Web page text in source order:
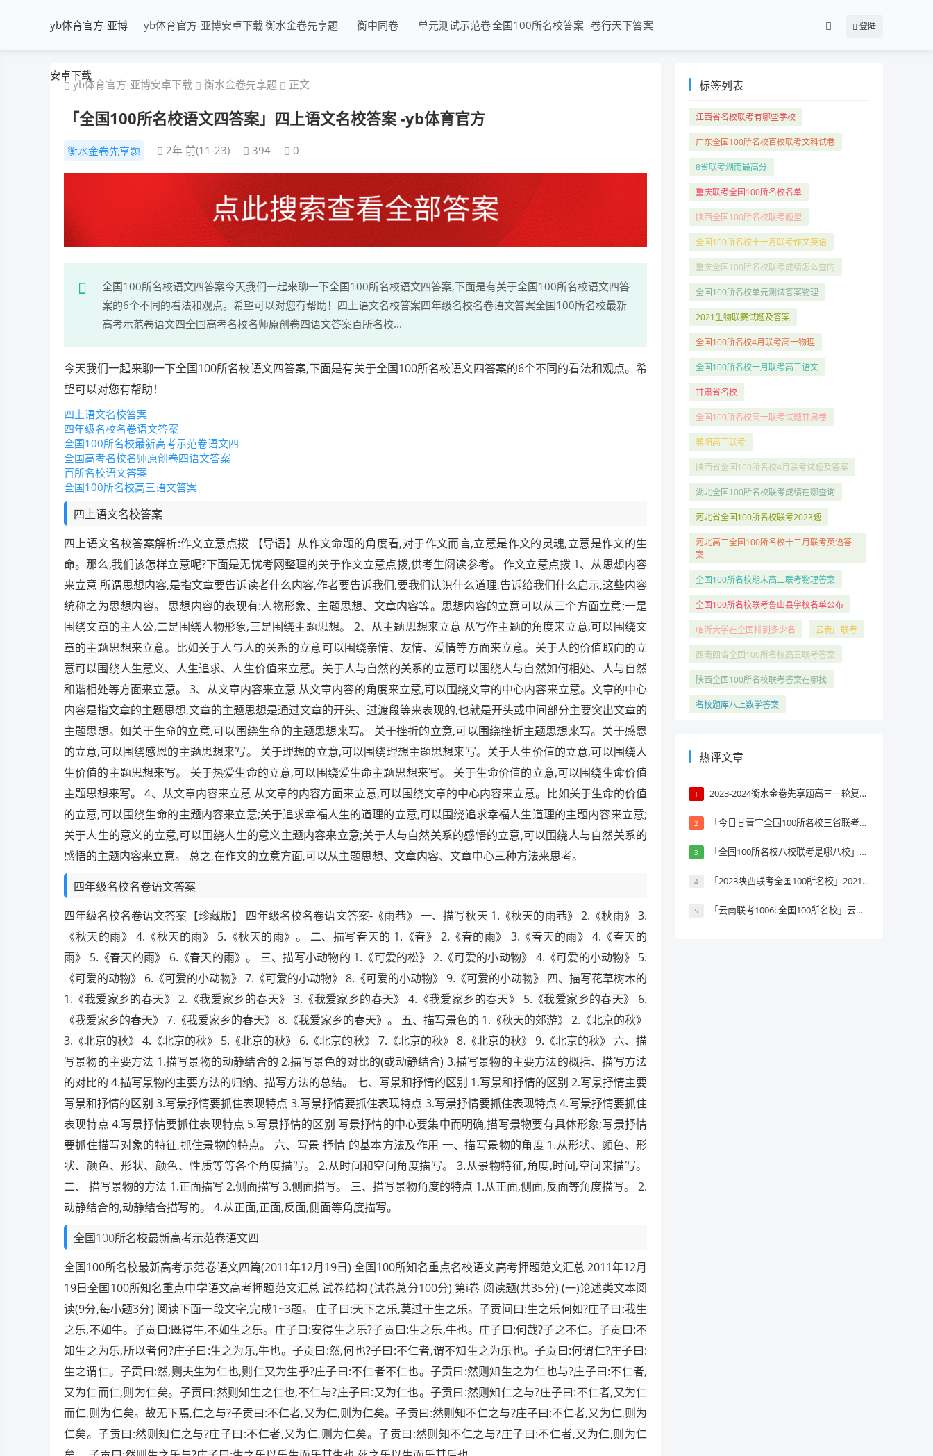
yb体育官方-亚博
安卓下载
yb体育官方-亚博安卓下载衡水金卷先享题 衡中同卷 单元测试示范卷全国100所名校答案 卷行天下答案 登陆
yb体育官方-亚博安卓下载 衡水金卷先享题 正文
「全国100所名校语文四答案」四上语文名校答案 -yb体育官方
衡水金卷先享题 2年 前(11-23) 394 0
全国100所名校语文四答案今天我们一起来聊一下全国100所名校语文四答案,下面是有关于全国100所名校语文四答
案的6个不同的看法和观点。希望可以对您有帮助！四上语文名校答案四年级名校名卷语文答案全国100所名校最新
高考示范卷语文四全国高考名校名师原创卷四语文答案百所名校...
今天我们一起来聊一下全国100所名校语文四答案,下面是有关于全国100所名校语文四答案的6个不同的看法和观点。希
望可以对您有帮助！
四上语文名校答案
四年级名校名卷语文答案
全国100所名校最新高考示范卷语文四
全国高考名校名师原创卷四语文答案
百所名校语文答案
全国100所名校高三语文答案
四上语文名校答案
四上语文名校答案解析:作文立意点拨 【导语】从作文命题的角度看,对于作文而言,立意是作文的灵魂,立意是作文的生
命。那么,我们该怎样立意呢?下面是无忧考网整理的关于作文立意点拨,供考生阅读参考。 作文立意点拨 1、从思想内容
来立意 所谓思想内容,是指文章要告诉读者什么内容,作者要告诉我们,要我们认识什么道理,告诉给我们什么启示,这些内容
统称之为思想内容。 思想内容的表现有:人物形象、主题思想、文章内容等。思想内容的立意可以从三个方面立意:一是
围绕文章的主人公,二是围绕人物形象,三是围绕主题思想。 2、从主题思想来立意 从写作主题的角度来立意,可以围绕文
章的主题思想来立意。比如关于人与人的关系的立意可以围绕亲情、友情、爱情等方面来立意。关于人的价值取向的立
意可以围绕人生意义、人生追求、人生价值来立意。关于人与自然的关系的立意可以围绕人与自然如何相处、人与自然
和谐相处等方面来立意。 3、从文章内容来立意 从文章内容的角度来立意,可以围绕文章的中心内容来立意。文章的中心
内容是指文章的主题思想,文章的主题思想是通过文章的开头、过渡段等来表现的,也就是开头或中间部分主要突出文章的
主题思想。如关于生命的立意,可以围绕生命的主题思想来写。 关于挫折的立意,可以围绕挫折主题思想来写。关于感恩
的立意,可以围绕感恩的主题思想来写。 关于理想的立意,可以围绕理想主题思想来写。关于人生价值的立意,可以围绕人
生价值的主题思想来写。 关于热爱生命的立意,可以围绕爱生命主题思想来写。 关于生命价值的立意,可以围绕生命价值
主题思想来写。 4、从文章内容来立意 从文章的内容方面来立意,可以围绕文章的中心内容来立意。比如关于生命的价值
的立意,可以围绕生命的主题内容来立意;关于追求幸福人生的道理的立意,可以围绕追求幸福人生道理的主题内容来立意;
关于人生的意义的立意,可以围绕人生的意义主题内容来立意;关于人与自然关系的感悟的立意,可以围绕人与自然关系的
感悟的主题内容来立意。 总之,在作文的立意方面,可以从主题思想、文章内容、文章中心三种方法来思考。
四年级名校名卷语文答案
四年级名校名卷语文答案【珍藏版】 四年级名校名卷语文答案-《雨巷》 一、描写秋天 1.《秋天的雨巷》 2.《秋雨》 3.
《秋天的雨》 4.《秋天的雨》 5.《秋天的雨》。 二、描写春天的 1.《春》 2.《春的雨》 3.《春天的雨》 4.《春天的
雨》 5.《春天的雨》 6.《春天的雨》。 三、描写小动物的 1.《可爱的松》 2.《可爱的小动物》 4.《可爱的小动物》 5.
《可爱的动物》 6.《可爱的小动物》 7.《可爱的小动物》 8.《可爱的小动物》 9.《可爱的小动物》 四、描写花草树木的
1.《我爱家乡的春天》 2.《我爱家乡的春天》 3.《我爱家乡的春天》 4.《我爱家乡的春天》 5.《我爱家乡的春天》 6.
《我爱家乡的春天》 7.《我爱家乡的春天》 8.《我爱家乡的春天》。 五、描写景色的 1.《秋天的郊游》 2.《北京的秋》
3.《北京的秋》 4.《北京的秋》 5.《北京的秋》 6.《北京的秋》 7.《北京的秋》 8.《北京的秋》 9.《北京的秋》 六、描
写景物的主要方法 1.描写景物的动静结合的 2.描写景色的对比的(或动静结合) 3.描写景物的主要方法的概括、描写方法
的对比的 4.描写景物的主要方法的归纳、描写方法的总结。 七、写景和抒情的区别 1.写景和抒情的区别 2.写景抒情主要
写景和抒情的区别 3.写景抒情要抓住表现特点 3.写景抒情要抓住表现特点 3.写景抒情要抓住表现特点 4.写景抒情要抓住
表现特点 4.写景抒情要抓住表现特点 5.写景抒情的区别 写景抒情的中心要集中而明确,描写景物要有具体形象;写景抒情
要抓住描写对象的特征,抓住景物的特点。 六、写景 抒情 的基本方法及作用 一、描写景物的角度 1.从形状、颜色、形
状、颜色、形状、颜色、性质等等各个角度描写。 2.从时间和空间角度描写。 3.从景物特征,角度,时间,空间来描写。
二、 描写景物的方法 1.正面描写 2.侧面描写 3.侧面描写。 三、描写景物角度的特点 1.从正面,侧面,反面等角度描写。 2.
动静结合的,动静结合描写的。 4.从正面,正面,反面,侧面等角度描写。
全国100所名校最新高考示范卷语文四
全国100所名校最新高考示范卷语文四篇(2011年12月19日) 全国100所知名重点名校语文高考押题范文汇总 2011年12月
19日全国100所知名重点中学语文高考押题范文汇总 试卷结构 (试卷总分100分) 第i卷 阅读题(共35分) (一)论述类文本阅
读(9分,每小题3分) 阅读下面一段文字,完成1~3题。 庄子曰:天下之乐,莫过于生之乐。子贡问曰:生之乐何如?庄子曰:我生
之乐,不如牛。子贡曰:既得牛,不如生之乐。庄子曰:安得生之乐?子贡曰:生之乐,牛也。庄子曰:何哉?子之不仁。子贡曰:不
知生之为乐,所以者何?庄子曰:生之为乐,牛也。子贡曰:然,何也?子曰:不仁者,谓不知生之为乐也。子贡曰:何谓仁?庄子曰:
生之谓仁。子贡曰:然,则夫生为仁也,则仁又为生乎?庄子曰:不仁者不仁也。子贡曰:然则知生之为仁也与?庄子曰:不仁者,
又为仁而仁,则为仁矣。子贡曰:然则知生之仁也,不仁与?庄子曰:又为仁也。子贡曰:然则知仁之与?庄子曰:不仁者,又为仁
而仁,则为仁矣。故无下焉,仁之与?子贡曰:不仁者,又为仁,则为仁矣。子贡曰:然则知不仁之与?庄子曰:不仁者,又为仁,则为
仁矣。子贡曰:然则知仁之与?庄子曰:不仁者,又为仁,则为仁矣。子贡曰:然则知不仁之与?庄子曰:不仁者,又为仁,则为仁
标签列表
江西省名校联考有哪些学校
广东全国100所名校百校联考文科试卷
8省联考湖南最高分
重庆联考全国100所名校名单
陕西全国100所名校联考题型
全国100所名校十一月联考作文英语
重庆全国100所名校联考成绩怎么查的
全国100所名校单元测试答案物理
2021生物联赛试题及答案
全国100所名校4月联考高一物理
全国100所名校一月联考高三语文
甘肃省名校
全国100所名校高一联考试题甘肃卷
襄阳高三联考
陕西省全国100所名校4月联考试题及答案
湖北全国100所名校联考成绩在哪查询
河北省全国100所名校联考2023题
河北高二全国100所名校十二月联考英语答
案
全国100所名校期末高二联考物理答案
全国100所名校联考鲁山县学校名单公布
临沂大学在全国排到多少名 云贵广联考
西南四省全国100所名校高三联考答案
陕西全国100所名校联考答案在哪找
名校题库八上数学答案
热评文章
1 2023-2024衡水金卷先享题高三一轮复习单元检测卷英语(译林版)(一)1试题 答案
2 「今日甘青宁全国100所名校三省联考」甘青宁三省联考2019排名
3 「全国100所名校八校联考是哪八校」八校联考是哪几个学校
4 「2023陕西联考全国100所名校」2021年陕西联考排名
5 「云南联考1006c全国100所名校」云南省6000名报考学校大全